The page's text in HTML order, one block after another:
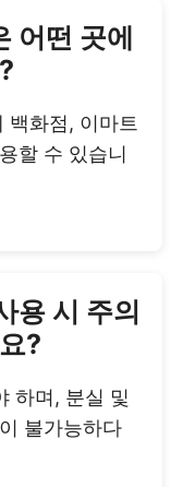
어떤 곳에
백화점, 이마트
할 수 있습니
용 시 주의
?
하며, 분실 및
불가능하다